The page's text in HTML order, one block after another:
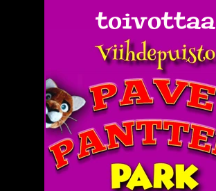
toivottaa